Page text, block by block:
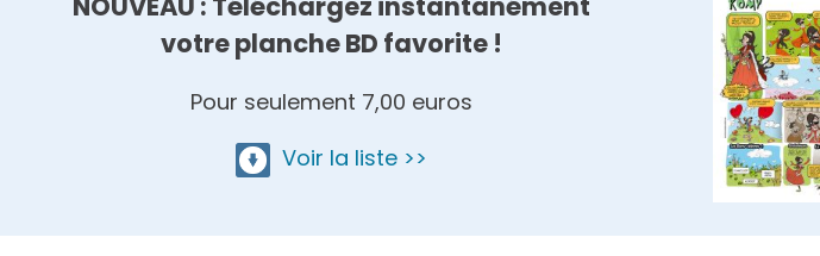
votre planche BD favorite !
Pour seulement 7,00 euros
Voir la liste >>